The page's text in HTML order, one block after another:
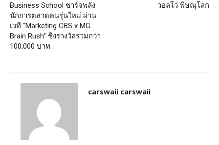
Business School ชาร์จพลัง
นักการตลาดคนรุ่นใหม่ ผ่าน
เวที “Marketing CBS x MG
Brain Rush” ชิงรางวัลรวมกว่า
100,000 บาท
วอลโว่ พิษณุโลก
carswaii carswaii